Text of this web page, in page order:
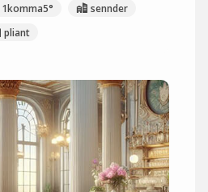
1komma5°
sennder
pliant